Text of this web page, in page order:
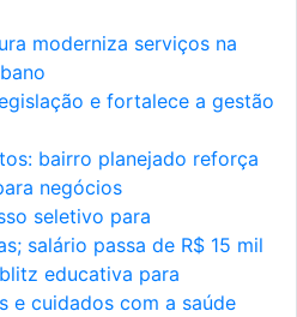
moderniza serviços na
e fortalece a gestão
bairro planejado reforça
negócios
seletivo para
salário passa de R$ 15 mil
educativa para
e cuidados com a saúde